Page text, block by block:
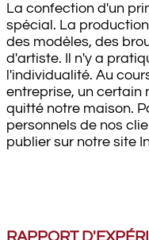
La confection d'un
spécial. La
des modèles, des
d'artiste. Il n'y a
l'individualité. Au
entreprise, un certain
quitté notre maison.
personnels de nos
publier sur notre site
RAPPORT